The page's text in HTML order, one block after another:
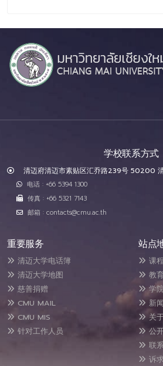
学校联系方式
清迈府清迈市素贴区汇乔路239号 50200
电话 : +66 5394 1300
传真 : +66 5321 7143
邮箱 : contacts@cmu.ac.th
重要服务
清迈大学电话簿
清迈大学地图
慈善捐赠
CMU MAIL
CMU MIS
针对工作人员
站点
课程
教
学
新
关
公
联
诉